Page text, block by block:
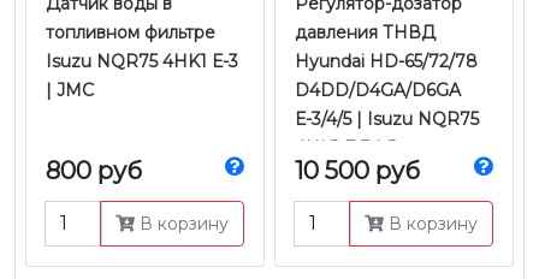
топливном фильтре
Isuzu NQR75 4HK1 Е-3
| JMC
800 руб
В корзину
давления ТНВД
Hyundai HD-65/72/78
D4DD/D4GA/D6GA
Е-3/4/5 | Isuzu NQR75
4HK1 Е-3 | Denso
10 500 руб
В корзину